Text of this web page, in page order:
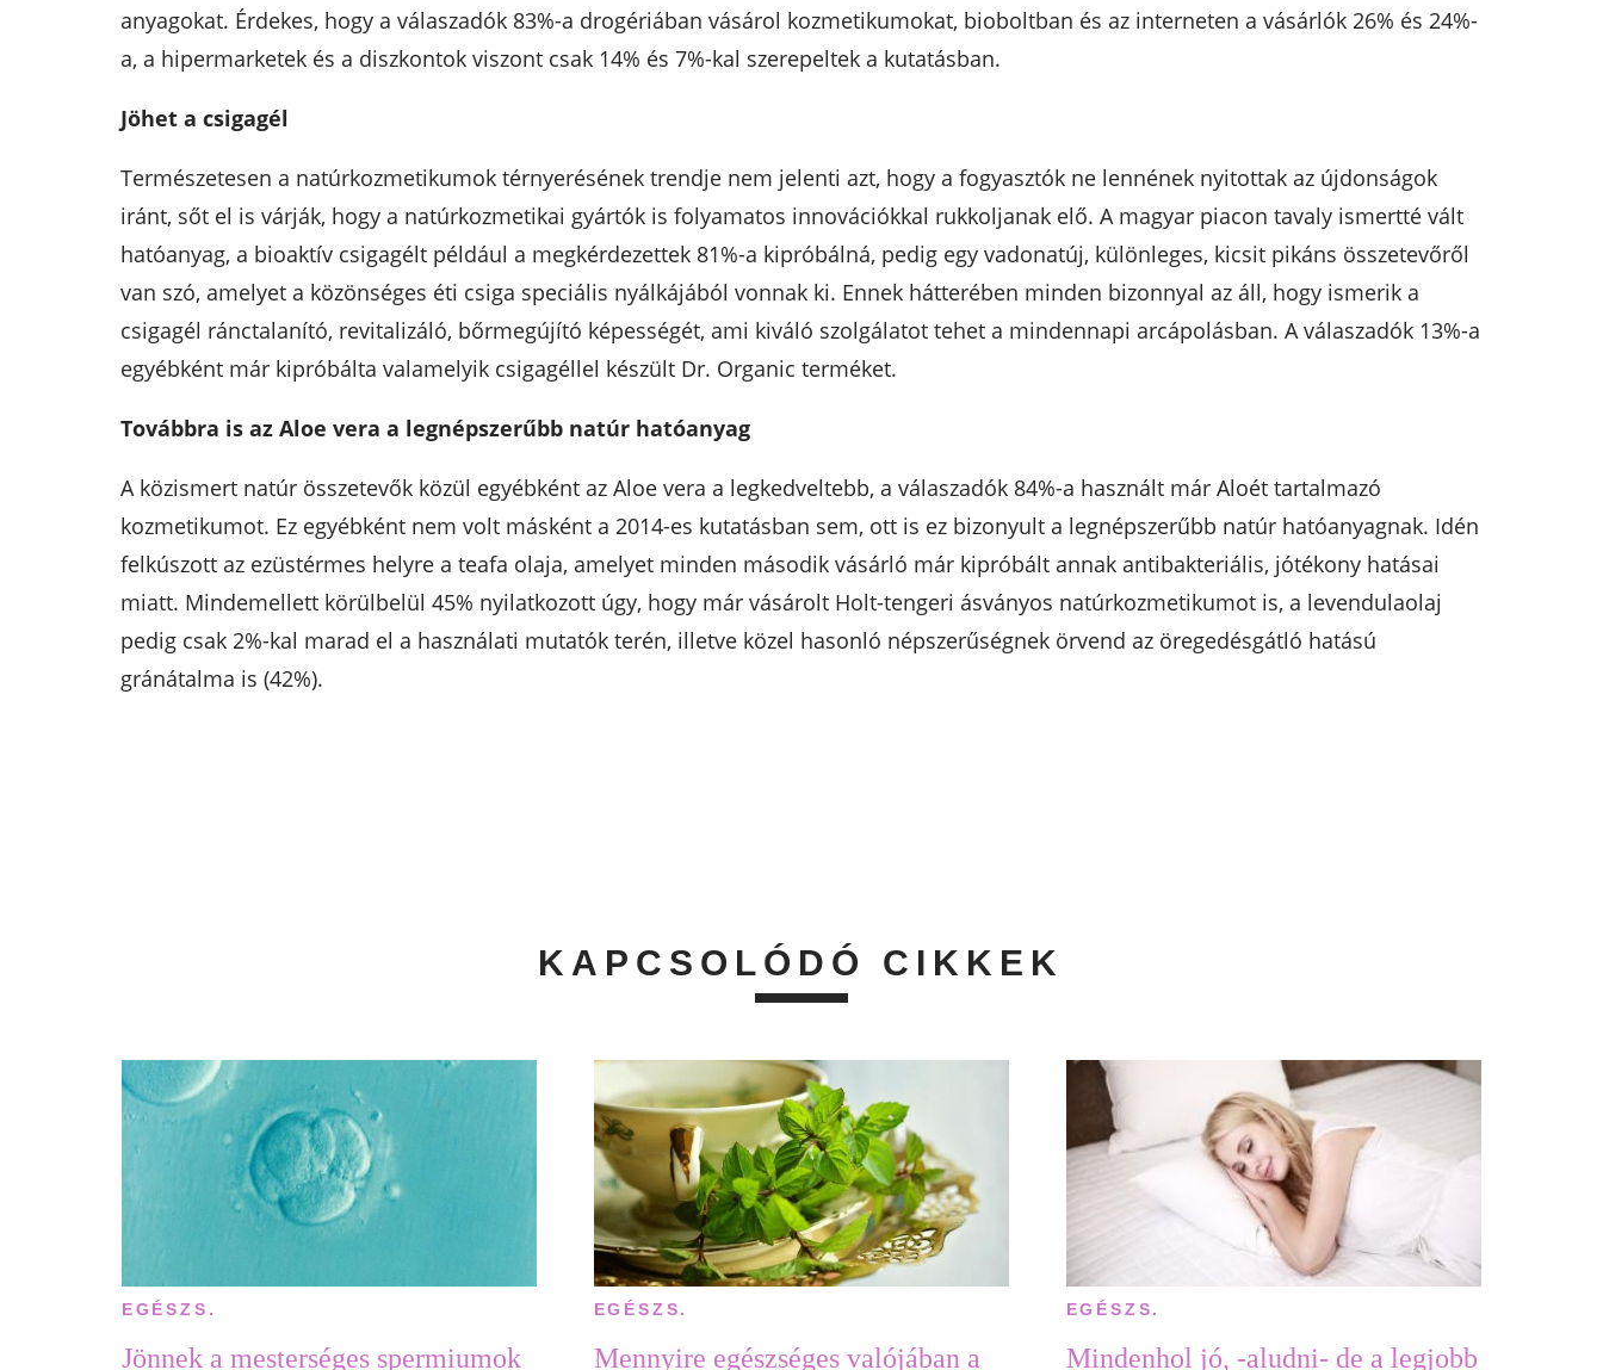
anyagokat. Érdekes, hogy a válaszadók 83%-a drogériában vásárol kozmetikumokat, bioboltban és az interneten a vásárlók 26% és 24%-
a, a hipermarketek és a diszkontok viszont csak 14% és 7%-kal szerepeltek a kutatásban.
Jöhet a csigagél
Természetesen a natúrkozmetikumok térnyerésének trendje nem jelenti azt, hogy a fogyasztók ne lennének nyitottak az újdonságok
iránt, sőt el is várják, hogy a natúrkozmetikai gyártók is folyamatos innovációkkal rukkoljanak elő. A magyar piacon tavaly ismertté vált
hatóanyag, a bioaktív csigagélt például a megkérdezettek 81%-a kipróbálná, pedig egy vadonatúj, különleges, kicsit pikáns összetevőről
van szó, amelyet a közönséges éti csiga speciális nyálkájából vonnak ki. Ennek hátterében minden bizonnyal az áll, hogy ismerik a
csigagél ránctalanító, revitalizáló, bőrmegújító képességét, ami kiváló szolgálatot tehet a mindennapi arcápolásban. A válaszadók 13%-a
egyébként már kipróbálta valamelyik csigagéllel készült Dr. Organic terméket.
Továbbra is az Aloe vera a legnépszerűbb natúr hatóanyag
A közismert natúr összetevők közül egyébként az Aloe vera a legkedveltebb, a válaszadók 84%-a használt már Aloét tartalmazó
kozmetikumot. Ez egyébként nem volt másként a 2014-es kutatásban sem, ott is ez bizonyult a legnépszerűbb natúr hatóanyagnak. Idén
felkúszott az ezüstérmes helyre a teafa olaja, amelyet minden második vásárló már kipróbált annak antibakteriális, jótékony hatásai
miatt. Mindemellett körülbelül 45% nyilatkozott úgy, hogy már vásárolt Holt-tengeri ásványos natúrkozmetikumot is, a levendulaolaj
pedig csak 2%-kal marad el a használati mutatók terén, illetve közel hasonló népszerűségnek örvend az öregedésgátló hatású
gránátalma is (42%).
KAPCSOLÓDÓ CIKKEK
EGÉSZS.
Jönnek a mesterséges spermiumok
EGÉSZS.
Mennyire egészséges valójában a
EGÉSZS.
Mindenhol jó, -aludni- de a legjobb